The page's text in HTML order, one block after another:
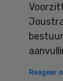
Reageer